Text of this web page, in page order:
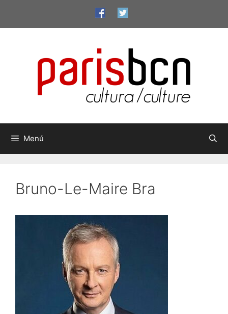
contingut
Menú
Bruno-Le-Maire Bra